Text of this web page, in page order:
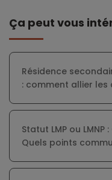
Ça peut vous
Résidence
: comment allier les
Statut LMP ou
Quels points